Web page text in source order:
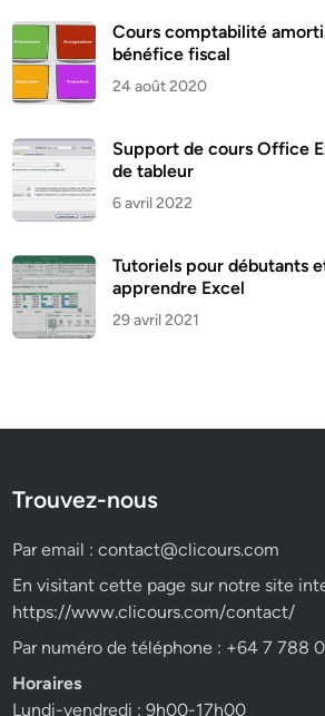
Cours comptabilité
bénéfice fiscal
24 août 2020
Support de cours Office
de tableur
6 avril 2022
Tutoriels pour débutants
apprendre Excel
29 avril 2021
Trouvez-nous
Par email :contact@clicours.com
En visitant cette page sur notre site
https://www.clicours.com/contact/
Par numéro de téléphone : +64 7 788
Horaires
Lundi-vendredi : 9h00-17h00